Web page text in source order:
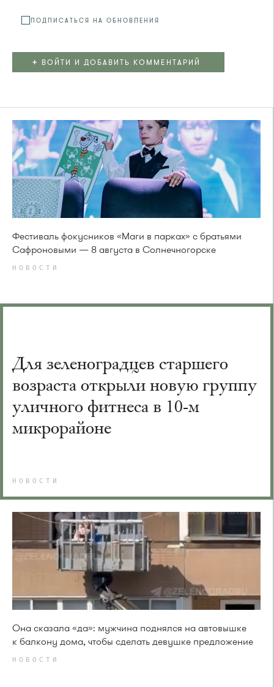
ПОДПИСАТЬСЯ НА ОБНОВЛЕНИЯ
+ ВОЙТИ И ДОБАВИТЬ КОММЕНТАРИЙ
Фестиваль фокусников «Маги в парках» с братьями
Сафроновыми — 8 августа в Солнечногорске
НОВОСТИ
Для зеленоградцев старшего
возраста открыли новую группу
уличного фитнеса в 10-м
микрорайоне
НОВОСТИ
Она сказала «да»: мужчина поднялся на автовышке
к балкону дома, чтобы сделать девушке предложение
НОВОСТИ